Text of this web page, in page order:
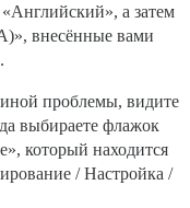
а затем
внесённые вами
проблемы, видите
выбираете флажок
который находится
/ Настройка /